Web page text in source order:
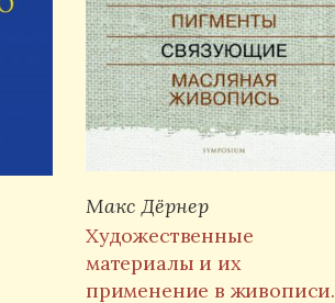
Макс Дёрнер
Художественные
материалы и их
применение в живописи.